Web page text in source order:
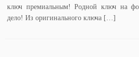
ключ премиальным! Родной ключ на
дело! Из оригинального ключа […]